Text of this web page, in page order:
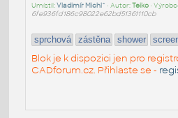
Umístil:Vladimír Michl^ • Autor:Teiko•
6fe936fd186c98022e62bd51361110cb
sprchová zástěna shower
Blok je k dispozici jen pro
CADforum.cz. Přihlaste se -